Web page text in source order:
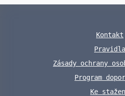
Kontakt
Pravidla
Zásady ochrany
Program
Ke